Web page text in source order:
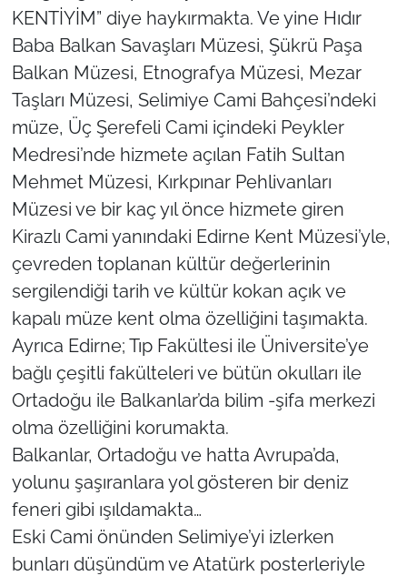
KENTİYİM” diye haykırmakta. Ve yine Hıdır
Baba Balkan Savaşları Müzesi, Şükrü Paşa
Balkan Müzesi, Etnografya Müzesi, Mezar
Taşları Müzesi, Selimiye Cami Bahçesi’ndeki
müze, Üç Şerefeli Cami içindeki Peykler
Medresi’nde hizmete açılan Fatih Sultan
Mehmet Müzesi, Kırkpınar Pehlivanları
Müzesi ve bir kaç yıl önce hizmete giren
Kirazlı Cami yanındaki Edirne Kent Müzesi’yle,
çevreden toplanan kültür değerlerinin
sergilendiği tarih ve kültür kokan açık ve
kapalı müze kent olma özelliğini taşımakta.
Ayrıca Edirne; Tıp Fakültesi ile Üniversite’ye
bağlı çeşitli fakülteleri ve bütün okulları ile
Ortadoğu ile Balkanlar’da bilim -şifa merkezi
olma özelliğini korumakta.
Balkanlar, Ortadoğu ve hatta Avrupa’da,
yolunu şaşıranlara yol gösteren bir deniz
feneri gibi ışıldamakta…
Eski Cami önünden Selimiye’yi izlerken
bunları düşündüm ve Atatürk posterleriyle